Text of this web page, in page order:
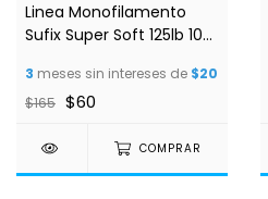
Linea Monofilamento
Sufix Super Soft 125lb 100
3 meses sin intereses de $20
$165 $60
COMPRAR